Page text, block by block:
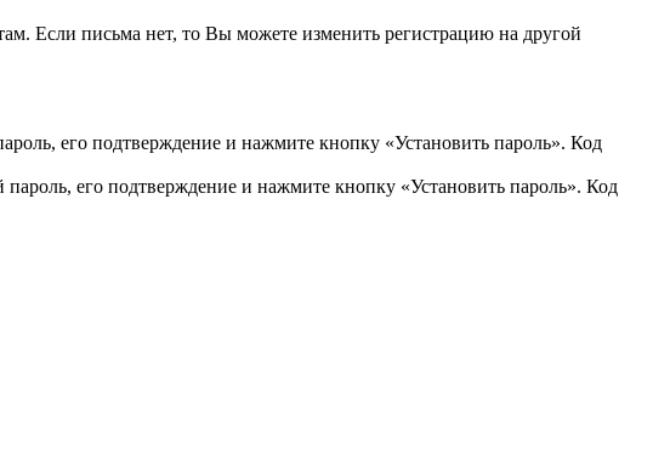
Если письма нет, то Вы можете изменить регистрацию на другой
его подтверждение и нажмите кнопку «Установить пароль». Код
его подтверждение и нажмите кнопку «Установить пароль». Код